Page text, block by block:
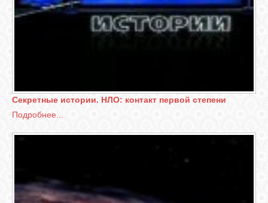
Секретные истории. НЛО: контакт первой степени
Подробнее...